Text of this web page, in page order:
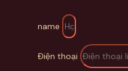
name
Điện thoại